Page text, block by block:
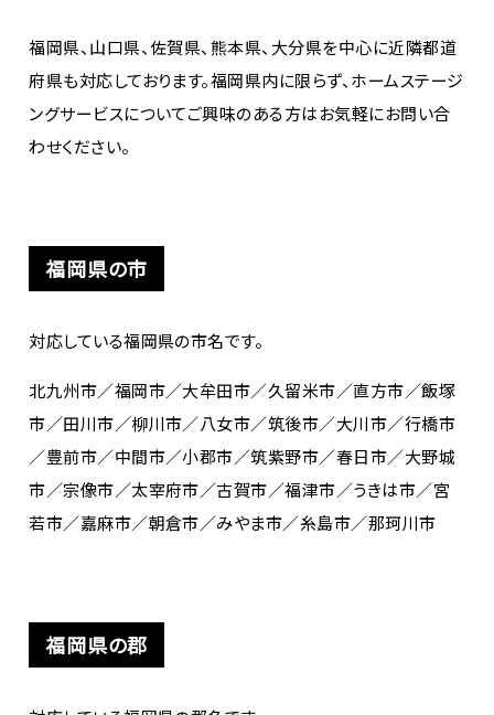
福岡県、山口県、佐賀県、熊本県、大分県を中心に近隣都道
府県も対応しております。福岡県内に限らず、ホームステージ
ングサービスについてご興味のある方はお気軽にお問い合
わせください。
福岡県の市
対応している福岡県の市名です。
北九州市／福岡市／大牟田市／久留米市／直方市／飯塚
市／田川市／柳川市／八女市／筑後市／大川市／行橋市
／豊前市／中間市／小郡市／筑紫野市／春日市／大野城
市／宗像市／太宰府市／古賀市／福津市／うきは市／宮
若市／嘉麻市／朝倉市／みやま市／糸島市／那珂川市
福岡県の郡